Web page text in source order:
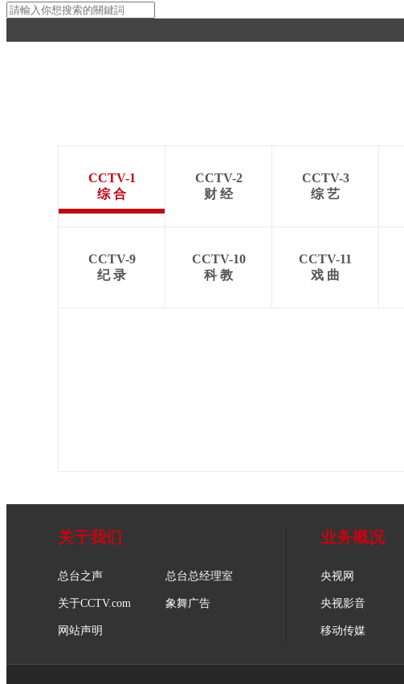
CCTV-1
综 合
CCTV-2
财 经
CCTV-3
综 艺
CCTV-9
纪 录
CCTV-10
科 教
CCTV-11
戏 曲
关于我们
总台之声 总台总经理室
关于CCTV.com 象舞广告
网站声明
业务概况
央视网
央视影音
移动传媒